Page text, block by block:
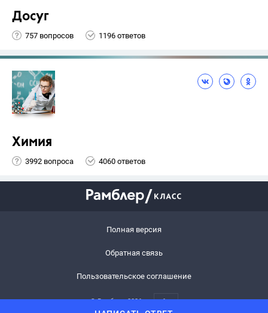
Досуг
757 вопросов 1196 ответов
Химия
3992 вопроса 4060 ответов
Полная версия
Обратная связь
Пользовательское соглашение
© Рамблер,2026 6+